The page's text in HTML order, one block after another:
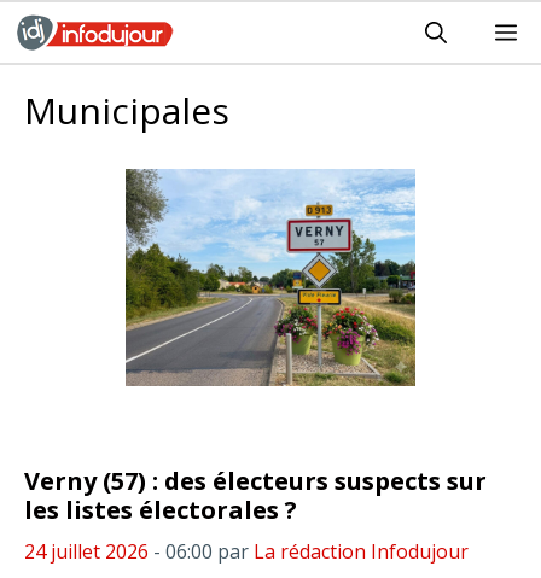
Aller
au
Municipales
Verny (57) : des électeurs suspects sur
les listes électorales ?
24 juillet 2026 - 06:00 par La rédaction Infodujour